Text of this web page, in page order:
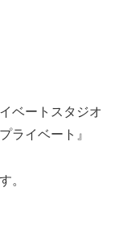
ベートスタジオ
ライベート』
。